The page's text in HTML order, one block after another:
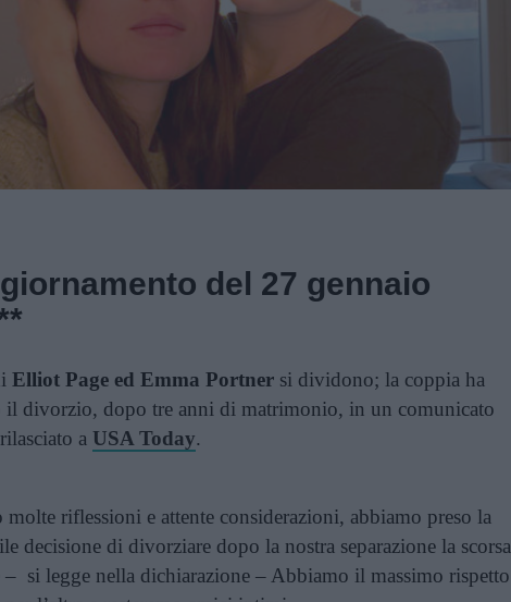
del 27 gennaio
Elliot Page ed Emma Portner si dividono; la coppia ha
il divorzio, dopo tre anni di matrimonio, in un comunicato
a USA Today.
molte riflessioni e attente considerazioni, abbiamo preso la
decisione di divorziare dopo la nostra separazione la scorsa
– si legge nella dichiarazione – Abbiamo il massimo rispetto